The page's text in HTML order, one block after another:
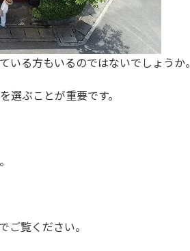
る方もいるのではないでしょうか。
ぶことが重要です。
覧ください。